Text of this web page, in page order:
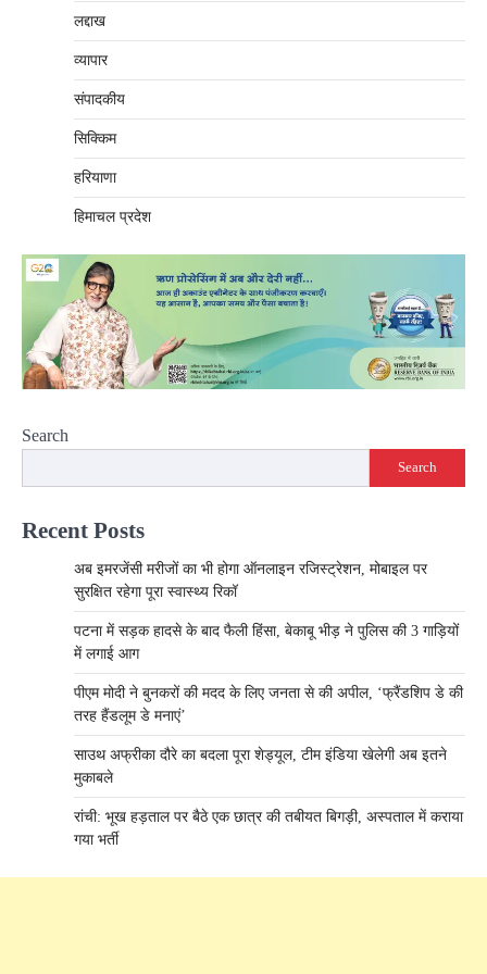
लद्दाख
व्यापार
संपादकीय
सिक्किम
हरियाणा
हिमाचल प्रदेश
Search
Search
Recent Posts
अब इमरजेंसी मरीजों का भी होगा ऑनलाइन रजिस्ट्रेशन, मोबाइल पर
सुरक्षित रहेगा पूरा स्वास्थ्य रिकॉ
पटना में सड़क हादसे के बाद फैली हिंसा, बेकाबू भीड़ ने पुलिस की 3 गाड़ियों
में लगाई आग
पीएम मोदी ने बुनकरों की मदद के लिए जनता से की अपील, ‘फ्रैंडशिप डे की
तरह हैंडलूम डे मनाएं’
साउथ अफ्रीका दौरे का बदला पूरा शेड्यूल, टीम इंडिया खेलेगी अब इतने
मुकाबले
रांची: भूख हड़ताल पर बैठे एक छात्र की तबीयत बिगड़ी, अस्पताल में कराया
गया भर्ती